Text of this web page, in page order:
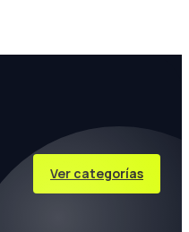
Ver categorías